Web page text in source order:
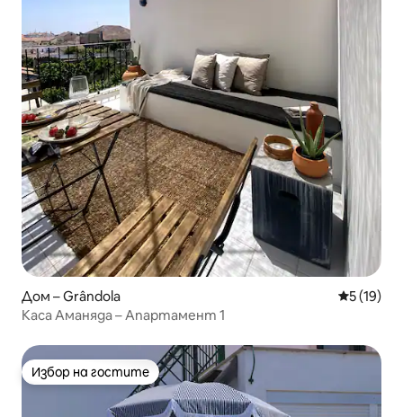
Дом – Grândola Средна
5 (19)
Каса Аманяда – Апартамент 1
Избор на гостите
Избор на гостите